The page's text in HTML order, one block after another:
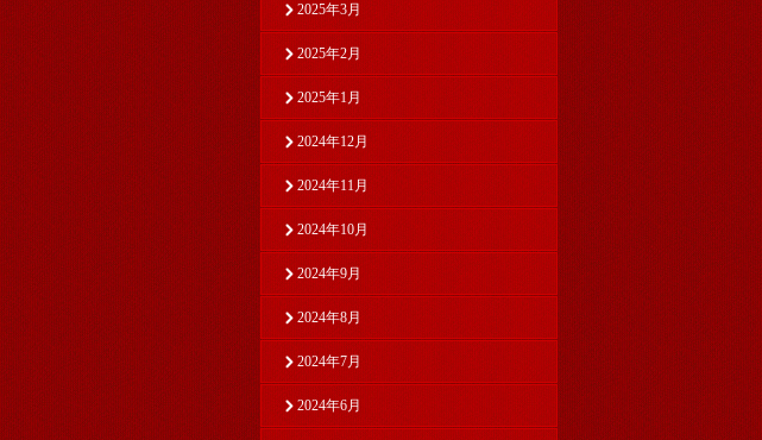
2025年3月
2025年2月
2025年1月
2024年12月
2024年11月
2024年10月
2024年9月
2024年8月
2024年7月
2024年6月